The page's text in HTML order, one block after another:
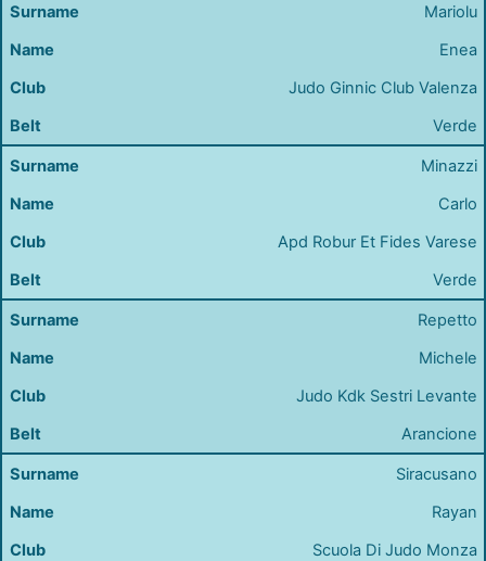
Mariolu
Enea
Judo Ginnic Club Valenza
Verde
Minazzi
Carlo
Apd Robur Et Fides Varese
Verde
Repetto
Michele
Judo Kdk Sestri Levante
Arancione
Siracusano
Rayan
Scuola Di Judo Monza